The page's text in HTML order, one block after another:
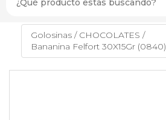
Golosinas / CHOCOLATES /
Bananina Felfort 30X15Gr (0840)